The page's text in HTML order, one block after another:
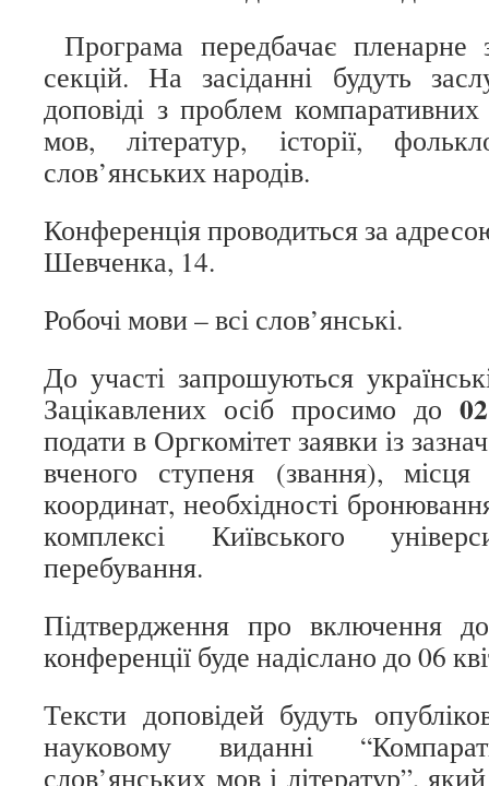
Програма передбачає пленарне
секцій. На засіданні будуть
доповіді з проблем
мов, літератур, історії,
слов’янських народів.
Конференція проводиться за
Шевченка, 14.
Робочі мови – всі слов’янські.
До участі запрошуються
Зацікавлених осіб просимо до
подати в Оргкомітет заявки із
вченого ступеня (звання), місця
координат, необхідності
комплексі Київського
перебування.
Підтвердження про включення
конференції буде надіслано до 06
Тексти доповідей будуть
науковому виданні
слов’янських мов і літератур”,